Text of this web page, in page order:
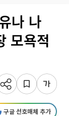
나 나
모욕적
구글 선호매체 추가